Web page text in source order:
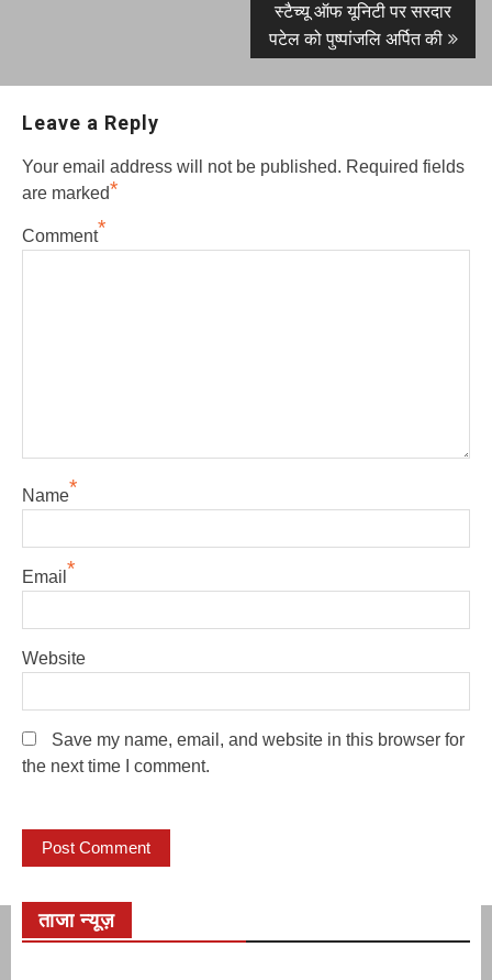
स्टैच्यू ऑफ यूनिटी पर सरदार
पटेल को पुष्पांजलि अर्पित की
Leave a Reply
Your email address will not be published. Required fields
are marked*
Comment*
Name*
Email *
Website
Save my name, email, and website in this browser for
the next time I comment.
ताजा न्यूज़